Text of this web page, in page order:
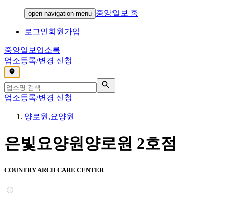
open navigation menu 중앙일보 홈
로그인회원가입
중앙일보 업소록
업소등록/변경 신청
,
업소등록/변경 신청
양로원,요양원
은빛요양원양로원 2호점
COUNTRY ARCH CARE CENTER